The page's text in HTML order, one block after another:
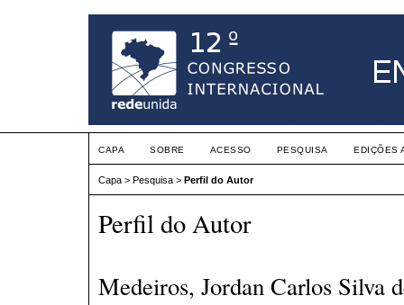
CAPA SOBRE ACESSO PESQUISA EDIÇÕES
Capa > Pesquisa > Perfil do Autor
Perfil do Autor
Medeiros, Jordan Carlos Silva